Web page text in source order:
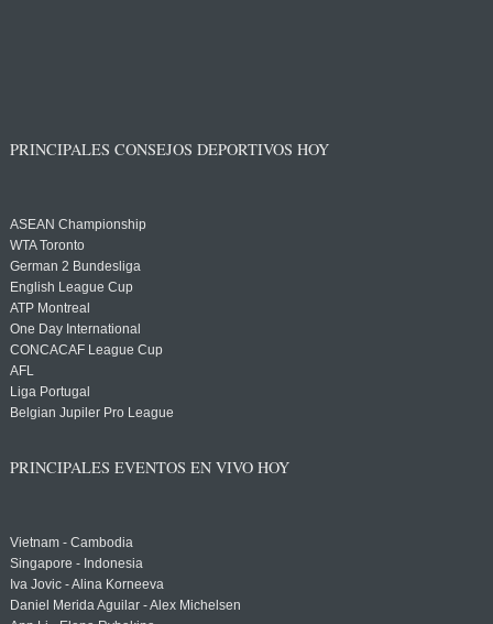
PRINCIPALES CONSEJOS DEPORTIVOS HOY
ASEAN Championship
WTA Toronto
German 2 Bundesliga
English League Cup
ATP Montreal
One Day International
CONCACAF League Cup
AFL
Liga Portugal
Belgian Jupiler Pro League
PRINCIPALES EVENTOS EN VIVO HOY
Vietnam - Cambodia
Singapore - Indonesia
Iva Jovic - Alina Korneeva
Daniel Merida Aguilar - Alex Michelsen